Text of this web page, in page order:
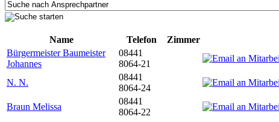
Name
Telefon Zimmer
Bürgermeister Baumeister
Johannes
08441
8064-21
N. N.
08441
8064-24
Braun Melissa
08441
8064-22